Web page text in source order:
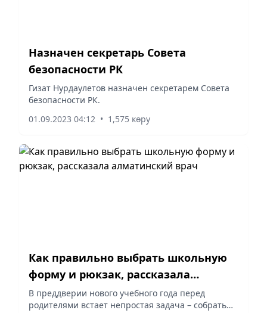
Назначен секретарь Совета
безопасности РК
Гизат Нурдаулетов назначен секретарем Совета
безопасности РК.
01.09.2023 04:12 • 1,575 көру
Как правильно выбрать школьную
форму и рюкзак, рассказала
алматинский врач
В преддверии нового учебного года перед
родителями встает непростая задача – собрать